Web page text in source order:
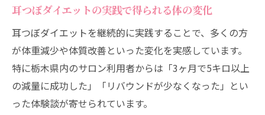
耳つぼダイエットの実践で得られる体の変化
耳つぼダイエットを継続的に実践することで、多くの方
が体重減少や体質改善といった変化を実感しています。
特に栃木県内のサロン利用者からは「3ヶ月で5キロ以上
の減量に成功した」「リバウンドが少なくなった」とい
った体験談が寄せられています。